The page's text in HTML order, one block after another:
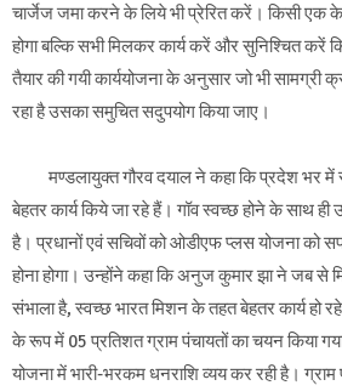
चार्जेज जमा करने के लिये भी प्रेरित करें। किसी एक
होगा बल्कि सभी मिलकर कार्य करें और सुनिश्चित करें
तैयार की गयी कार्ययोजना के अनुसार जो भी सामग्री
रहा है उसका समुचित सदुपयोग किया जाए।
मण्डलायुक्त गौरव दयाल ने कहा कि प्रदेश भर में
बेहतर कार्य किये जा रहे हैं। गॉव स्वच्छ होने के साथ
है। प्रधानों एवं सचिवों को ओडीएफ प्लस योजना
होना होगा। उन्होंने कहा कि अनुज कुमार झा ने जब से
संभाला है, स्वच्छ भारत मिशन के तहत बेहतर कार्य हो
के रूप में 05 प्रतिशत ग्राम पंचायतों का चयन किया
योजना में भारी-भरकम धनराशि व्यय कर रही है। ग्राम